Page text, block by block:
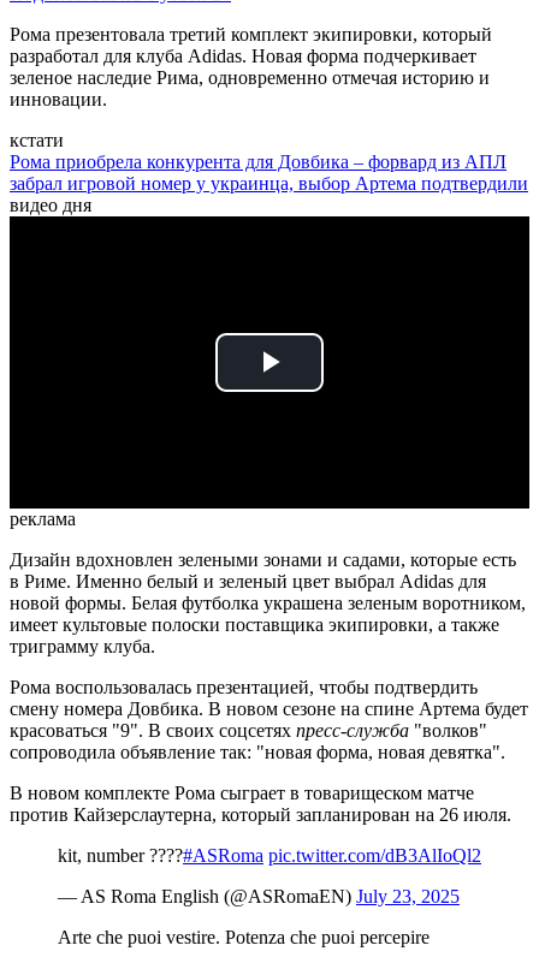
Рома презентовала третий комплект экипировки, который
разработал для клуба Adidas. Новая форма подчеркивает
зеленое наследие Рима, одновременно отмечая историю и
инновации.
кстати
Рома приобрела конкурента для Довбика – форвард из АПЛ
забрал игровой номер у украинца, выбор Артема подтвердили
видео дня
Play
реклама
Дизайн вдохновлен зелеными зонами и садами, которые есть
в Риме. Именно белый и зеленый цвет выбрал Adidas для
новой формы. Белая футболка украшена зеленым воротником,
имеет культовые полоски поставщика экипировки, а также
триграмму клуба.
Рома воспользовалась презентацией, чтобы подтвердить
смену номера Довбика. В новом сезоне на спине Артема будет
красоваться "9". В своих соцсетях пресс-служба "волков"
сопроводила объявление так: "новая форма, новая девятка".
В новом комплекте Рома сыграет в товарищеском матче
против Кайзерслаутерна, который запланирован на 26 июля.
kit, number ????#ASRoma pic.twitter.com/dB3AlIoQl2
— AS Roma English (@ASRomaEN) July 23, 2025
Arte che puoi vestire. Potenza che puoi percepire